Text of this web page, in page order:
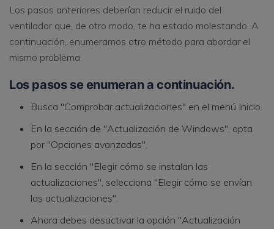
Los pasos anteriores deberían reducir el ruido del
ventilador que, de otro modo, te ha estado molestando. A
continuación, enumeramos otro método para abordar el
mismo problema.
Los pasos se enumeran a continuación.
Busca "Comprobar actualizaciones" en el menú Inicio.
En la sección de "Actualización de Windows", opta
por "Opciones avanzadas".
En la sección "Elegir cómo se instalan las
actualizaciones", selecciona "Elegir cómo se envían
las actualizaciones".
Ahora debes desactivar la opción "Actualización